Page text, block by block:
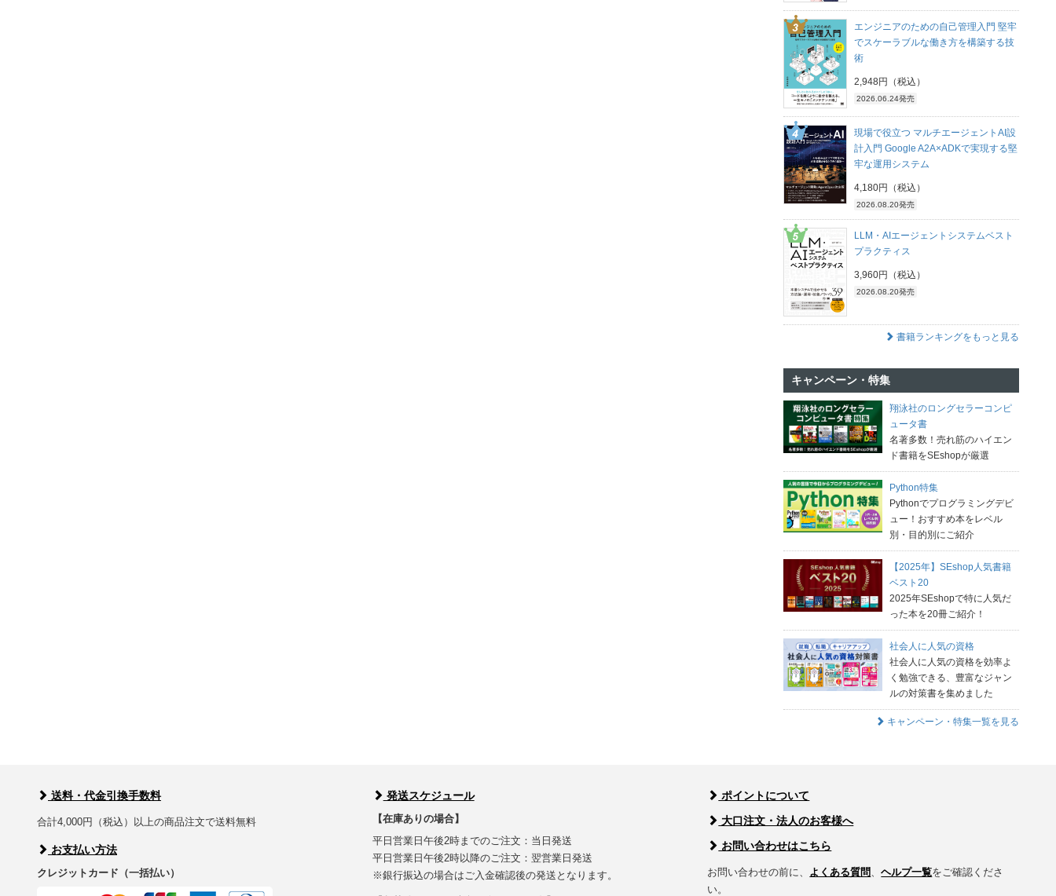
エンジニアのための自己管理入門 堅牢
でスケーラブルな働き方を構築する技
術
2,948円（税込）
2026.06.24発売
現場で役立つ マルチエージェントAI設
計入門 Google A2A×ADKで実現する堅
牢な運用システム
4,180円（税込）
2026.08.20発売
LLM・AIエージェントシステムベスト
プラクティス
3,960円（税込）
2026.08.20発売
書籍ランキングをもっと見る
キャンペーン・特集
翔泳社のロングセラーコンピ
ュータ書
名著多数！売れ筋のハイエン
ド書籍をSEshopが厳選
Python特集
Pythonでプログラミングデビ
ュー！おすすめ本をレベル
別・目的別にご紹介
【2025年】SEshop人気書籍
ベスト20
2025年SEshopで特に人気だ
った本を20冊ご紹介！
社会人に人気の資格
社会人に人気の資格を効率よ
く勉強できる、豊富なジャン
ルの対策書を集めました
キャンペーン・特集一覧を見る
送料・代金引換手数料
合計4,000円（税込）以上の商品注文で送料無料
お支払い方法
クレジットカード（一括払い）
発送スケジュール
【在庫ありの場合】
平日営業日午後2時までのご注文：当日発送
平日営業日午後2時以降のご注文：翌営業日発送
※銀行振込の場合はご入金確認後の発送となります。
ポイントについて
大口注文・法人のお客様へ
お問い合わせはこちら
お問い合わせの前に、 よくある質問、ヘルプ一覧をご確認くださ
い。